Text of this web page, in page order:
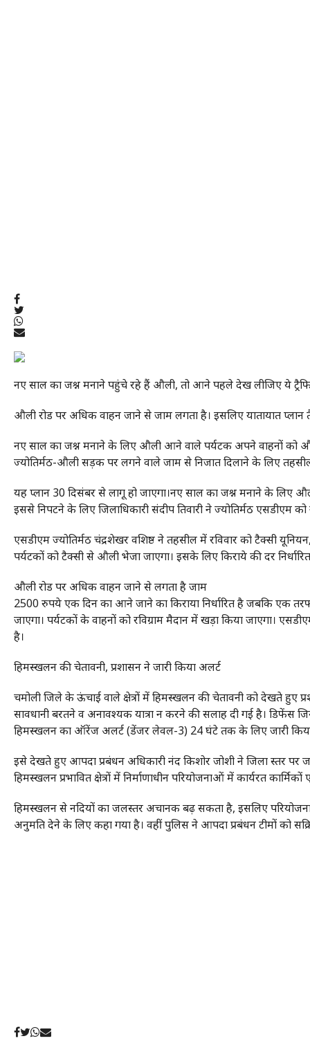
नए साल का जश्न मनाने पहुंचे रहे हैं औली, तो आने पहले देख लीजिए ये
औली रोड पर अधिक वाहन जाने से जाम लगता है। इसलिए यातायात प्लान
नए साल का जश्न मनाने के लिए औली आने वाले पर्यटक अपने वाहनों को
ज्योतिर्मठ-औली सड़क पर लगने वाले जाम से निजात दिलाने के लिए तहसील
यह प्लान 30 दिसंबर से लागू हो जाएगा।नए साल का जश्न मनाने के
इससे निपटने के लिए जिलाधिकारी संदीप तिवारी ने ज्योतिर्मठ एसडीएम
एसडीएम ज्योतिर्मठ चंद्रशेखर वशिष्ठ ने तहसील में रविवार को टैक्सी
पर्यटकों को टैक्सी से औली भेजा जाएगा। इसके लिए किराये की दर
औली रोड पर अधिक वाहन जाने से लगता है जाम
2500 रुपये एक दिन का आने जाने का किराया निर्धारित है जबकि एक
जाएगा। पर्यटकों के वाहनों को रविग्राम मैदान में खड़ा किया जाएगा।
है।
हिमस्खलन की चेतावनी, प्रशासन ने जारी किया अलर्ट
चमोली जिले के ऊंचाई वाले क्षेत्रों में हिमस्खलन की चेतावनी को देखते हुए
सावधानी बरतने व अनावश्यक यात्रा न करने की सलाह दी गई है। डिफेंस
हिमस्खलन का ऑरेंज अलर्ट (डेंजर लेवल-3) 24 घंटे तक के लिए जारी
इसे देखते हुए आपदा प्रबंधन अधिकारी नंद किशोर जोशी ने जिला स्तर पर
हिमस्खलन प्रभावित क्षेत्रों में निर्माणाधीन परियोजनाओं में कार्यरत
हिमस्खलन से नदियों का जलस्तर अचानक बढ़ सकता है, इसलिए
अनुमति देने के लिए कहा गया है। वहीं पुलिस ने आपदा प्रबंधन टीमों को